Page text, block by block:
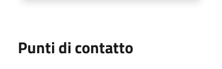
Punti di contatto